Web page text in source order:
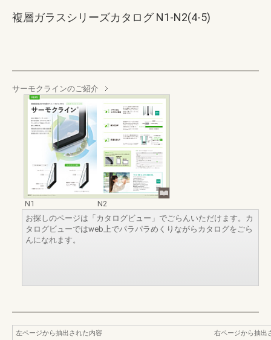
複層ガラスシリーズカタログ N1-N2(4-5)
サーモクラインのご紹介
N1
N2
お探しのページは「カタログビュー」でごらんいただけます。カ
タログビューではweb上でパラパラめくりながらカタログをごら
んになれます。
左ページから抽出された内容
右ページから抽出